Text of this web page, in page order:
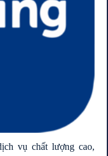
vụ chất lượng cao,